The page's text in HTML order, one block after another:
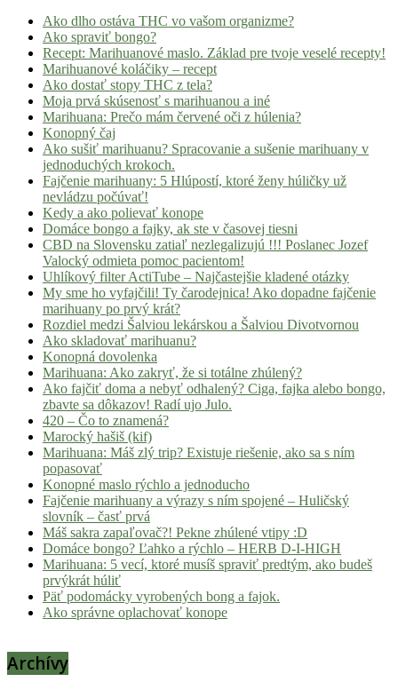
Ako dlho ostáva THC vo vašom organizme?
Ako spraviť bongo?
Recept: Marihuanové maslo. Základ pre tvoje veselé recepty!
Marihuanové koláčiky – recept
Ako dostať stopy THC z tela?
Moja prvá skúsenosť s marihuanou a iné
Marihuana: Prečo mám červené oči z húlenia?
Konopný čaj
Ako sušiť marihuanu? Spracovanie a sušenie marihuany v
jednoduchých krokoch.
Fajčenie marihuany: 5 Hlúpostí, ktoré ženy húličky už
nevládzu počúvať!
Kedy a ako polievať konope
Domáce bongo a fajky, ak ste v časovej tiesni
CBD na Slovensku zatiaľ nezlegalizujú !!! Poslanec Jozef
Valocký odmieta pomoc pacientom!
Uhlíkový filter ActiTube – Najčastejšie kladené otázky
My sme ho vyfajčili! Ty čarodejnica! Ako dopadne fajčenie
marihuany po prvý krát?
Rozdiel medzi Šalviou lekárskou a Šalviou Divotvornou
Ako skladovať marihuanu?
Konopná dovolenka
Marihuana: Ako zakryť, že si totálne zhúlený?
Ako fajčiť doma a nebyť odhalený? Ciga, fajka alebo bongo,
zbavte sa dôkazov! Radí ujo Julo.
420 – Čo to znamená?
Marocký hašiš (kif)
Marihuana: Máš zlý trip? Existuje riešenie, ako sa s ním
popasovať
Konopné maslo rýchlo a jednoducho
Fajčenie marihuany a výrazy s ním spojené – Huličský
slovník – časť prvá
Máš sakra zapaľovač?! Pekne zhúlené vtipy :D
Domáce bongo? Ľahko a rýchlo – HERB D-I-HIGH
Marihuana: 5 vecí, ktoré musíš spraviť predtým, ako budeš
prvýkrát húliť
Päť podomácky vyrobených bong a fajok.
Ako správne oplachovať konope
Archívy